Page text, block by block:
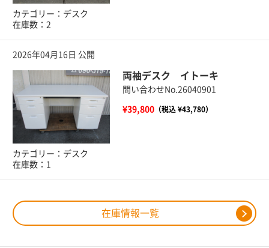
在庫情報一覧
カテゴリー：デスク
在庫数：2
2026年04月16日 公開
両袖デスク イトーキ
問い合わせNo.26040901
¥39,800（税込 ¥43,780）
カテゴリー：デスク
在庫数：1